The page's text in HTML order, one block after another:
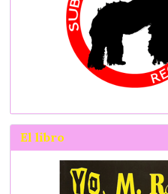
El libro